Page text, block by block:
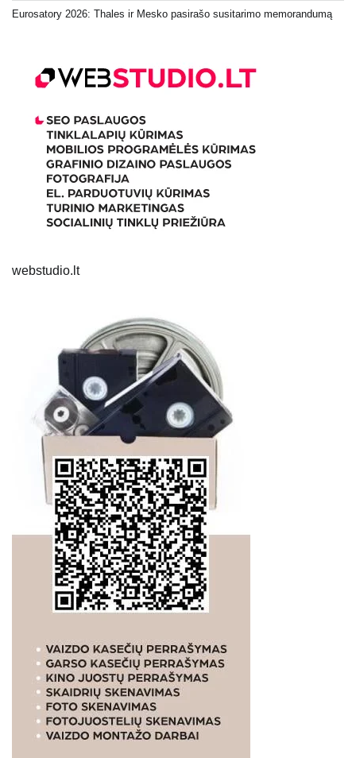
Eurosatory 2026: Thales ir Mesko pasirašo susitarimo memorandumą
webstudio.lt